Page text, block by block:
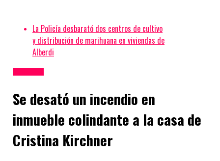
La Policía desbarató dos centros de cultivo
y distribución de marihuana en viviendas de
Alberdi
Se desató un incendio en
inmueble colindante a la casa de
Cristina Kirchner